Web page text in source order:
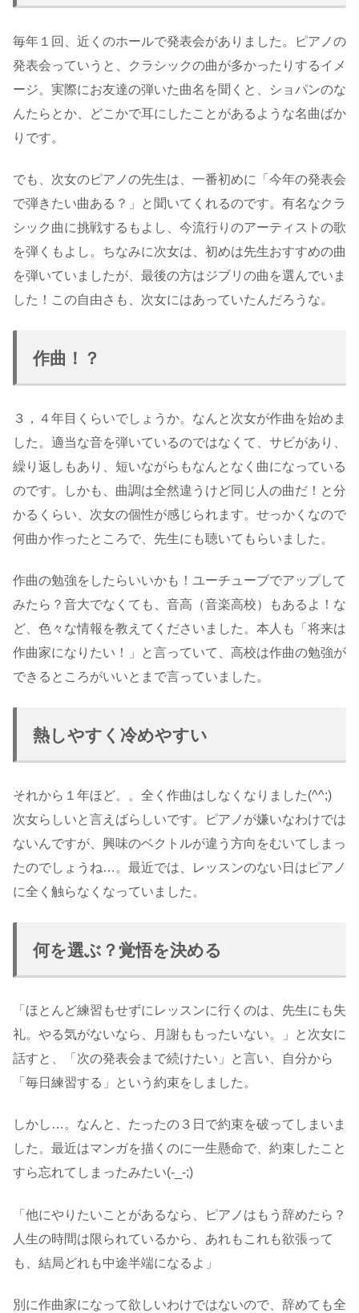
毎年１回、近くのホールで発表会がありました。ピアノの
発表会っていうと、クラシックの曲が多かったりするイメ
ージ。実際にお友達の弾いた曲名を聞くと、ショパンのな
んたらとか、どこかで耳にしたことがあるような名曲ばか
りです。
でも、次女のピアノの先生は、一番初めに「今年の発表会
で弾きたい曲ある？」と聞いてくれるのです。有名なクラ
シック曲に挑戦するもよし、今流行りのアーティストの歌
を弾くもよし。ちなみに次女は、初めは先生おすすめの曲
を弾いていましたが、最後の方はジブリの曲を選んでいま
した！この自由さも、次女にはあっていたんだろうな。
作曲！？
３，４年目くらいでしょうか。なんと次女が作曲を始めま
した。適当な音を弾いているのではなくて、サビがあり、
繰り返しもあり、短いながらもなんとなく曲になっている
のです。しかも、曲調は全然違うけど同じ人の曲だ！と分
かるくらい、次女の個性が感じられます。せっかくなので
何曲か作ったところで、先生にも聴いてもらいました。
作曲の勉強をしたらいいかも！ユーチューブでアップして
みたら？音大でなくても、音高（音楽高校）もあるよ！な
ど、色々な情報を教えてくださいました。本人も「将来は
作曲家になりたい！」と言っていて、高校は作曲の勉強が
できるところがいいとまで言っていました。
熱しやすく冷めやすい
それから１年ほど。。全く作曲はしなくなりました(^^;)
次女らしいと言えばらしいです。ピアノが嫌いなわけでは
ないんですが、興味のベクトルが違う方向をむいてしまっ
たのでしょうね…。最近では、レッスンのない日はピアノ
に全く触らなくなっていました。
何を選ぶ？覚悟を決める
「ほとんど練習もせずにレッスンに行くのは、先生にも失
礼。やる気がないなら、月謝ももったいない。」と次女に
話すと、「次の発表会まで続けたい」と言い、自分から
「毎日練習する」という約束をしました。
しかし…。なんと、たったの３日で約束を破ってしまいま
した。最近はマンガを描くのに一生懸命で、約束したこと
すら忘れてしまったみたい(-_-;)
「他にやりたいことがあるなら、ピアノはもう辞めたら？
人生の時間は限られているから、あれもこれも欲張って
も、結局どれも中途半端になるよ」
別に作曲家になって欲しいわけではないので、辞めても全